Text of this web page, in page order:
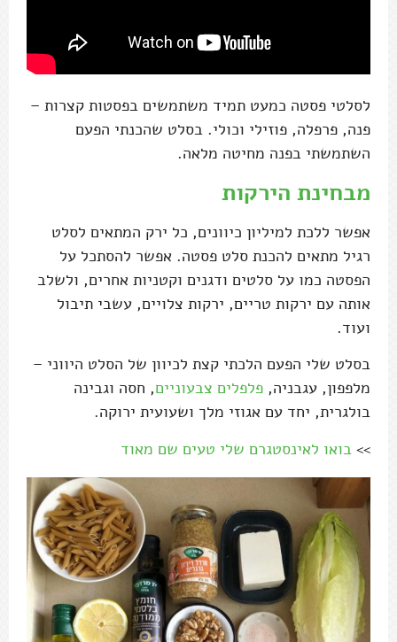
לסלטי פסטה כמעט תמיד משתמשים בפסטות קצרות –
פנה, פרפלה, פוזילי וכולי. בסלט שהכנתי הפעם
השתמשתי בפנה מחיטה מלאה.
מבחינת הירקות
אפשר ללכת למיליון כיוונים, כל ירק המתאים לסלט
רגיל מתאים להכנת סלט פסטה. אפשר להסתכל על
הפסטה כמו על סלטים ודגנים וקטניות אחרים, ולשלב
אותה עם ירקות טריים, ירקות צלויים, עשבי תיבול
ועוד.
בסלט שלי הפעם הלכתי קצת לכיוון של הסלט היווני –
מלפפון, עגבניה, פלפלים צבעוניים, חסה וגבינה
בולגרית, יחד עם אגוזי מלך ושעועית ירוקה.
>> בואו לאינסטגרם שלי טעים שם מאוד